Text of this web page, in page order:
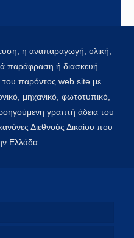
η αναπαραγωγή, ολική,
παράφραση ή διασκευή
παρόντος web site με
μηχανικό, φωτοτυπικό,
γραπτή άδεια του
Διεθνούς Δικαίου που
Ελλάδα.